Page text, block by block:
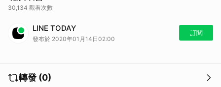
30,134 觀看次數
回放！
睽違三年，終於推出個人第六張創作專輯的魏如萱，將在Legacy都市女
台北市跨年晚會還聽得不過癮嗎？
LINE TODAY
發布於 2020年01月14日02:00
訂閱
轉發 (0)